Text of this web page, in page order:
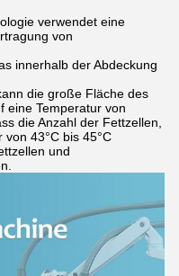
verwendet eine
von
innerhalb der Abdeckung
die große Fläche des
eine Temperatur von
die Anzahl der Fettzellen,
43°C bis 45°C
und